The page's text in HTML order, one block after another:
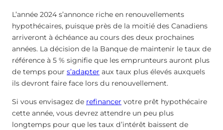
L’année 2024 s’annonce riche en renouvellements
hypothécaires, puisque près de la moitié des Canadiens
arriveront à échéance au cours des deux prochaines
années. La décision de la Banque de maintenir le taux de
référence à 5 % signifie que les emprunteurs auront plus
de temps pour s’adapter aux taux plus élevés auxquels
ils devront faire face lors du renouvellement.
Si vous envisagez de refinancer votre prêt hypothécaire
cette année, vous devrez attendre un peu plus
longtemps pour que les taux d’intérêt baissent de